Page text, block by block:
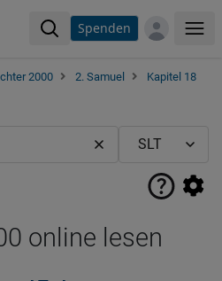
Spenden
2000 2. Samuel
Kapitel 18
online lesen